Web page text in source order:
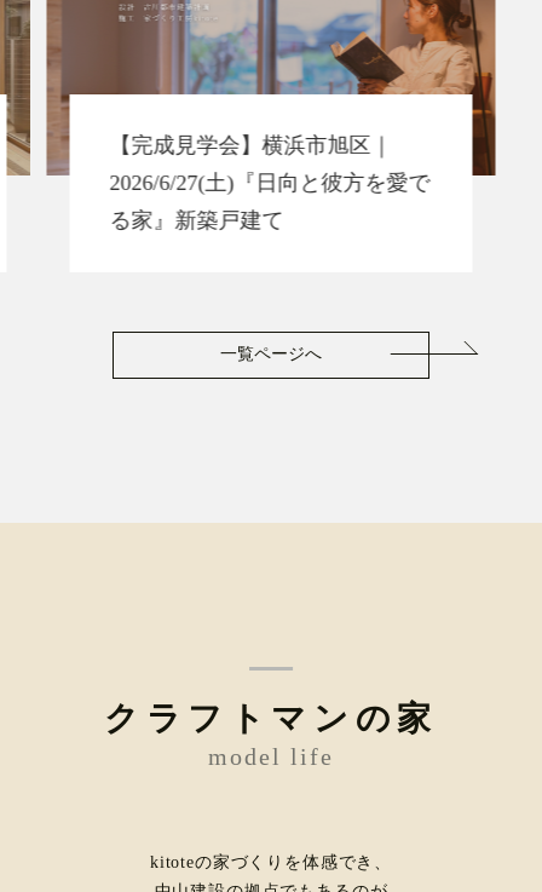
【完成見学会】横浜市旭区｜
2026/6/27(土)『日向と彼方を愛で
る家』新築戸建て
一覧ページへ
クラフトマンの家
model life
kitoteの家づくりを体感でき、